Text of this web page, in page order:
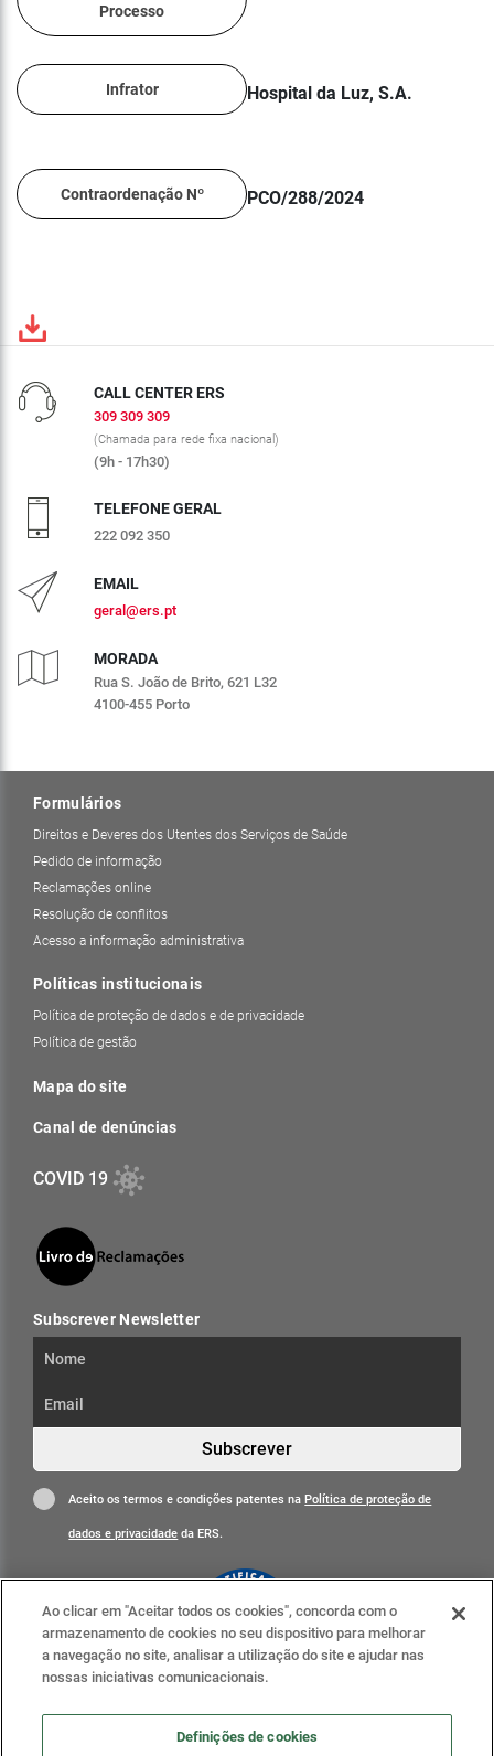
Processo
Infrator Hospital da Luz, S.A.
Contraordenação Nº PCO/288/2024
CALL CENTER ERS
309 309 309
(Chamada para rede fixa nacional)
(9h - 17h30)
TELEFONE GERAL
222 092 350
EMAIL
geral@ers.pt
MORADA
Rua S. João de Brito, 621 L32
4100-455 Porto
Formulários
Direitos e Deveres dos Utentes dos Serviços de Saúde
Pedido de informação
Reclamações online
Resolução de conflitos
Acesso a informação administrativa
Políticas institucionais
Política de proteção de dados e de privacidade
Política de gestão
Mapa do site
Canal de denúncias
COVID 19
Subscrever Newsletter
Subscrever
Aceito os termos e condições patentes naPolítica de proteção de
dados e privacidade da ERS.
Clique para mais informações
ERS nas redes sociais
Ao clicar em "Aceitar todos os cookies", concorda com o
armazenamento de cookies no seu dispositivo para melhorar
a navegação no site, analisar a utilização do site e ajudar nas
nossas iniciativas comunicacionais.
Definições de cookies